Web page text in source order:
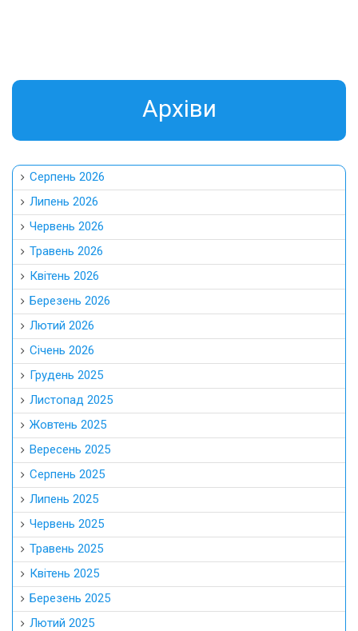
Aрхіви
Серпень 2026
Липень 2026
Червень 2026
Травень 2026
Квітень 2026
Березень 2026
Лютий 2026
Січень 2026
Грудень 2025
Листопад 2025
Жовтень 2025
Вересень 2025
Серпень 2025
Липень 2025
Червень 2025
Травень 2025
Квітень 2025
Березень 2025
Лютий 2025